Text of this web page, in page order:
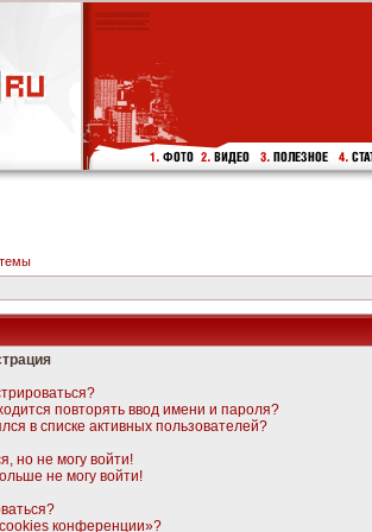
повторять ввод имени и пароля?
в списке активных пользователей?
но не могу войти!
не могу войти!
конференции»?